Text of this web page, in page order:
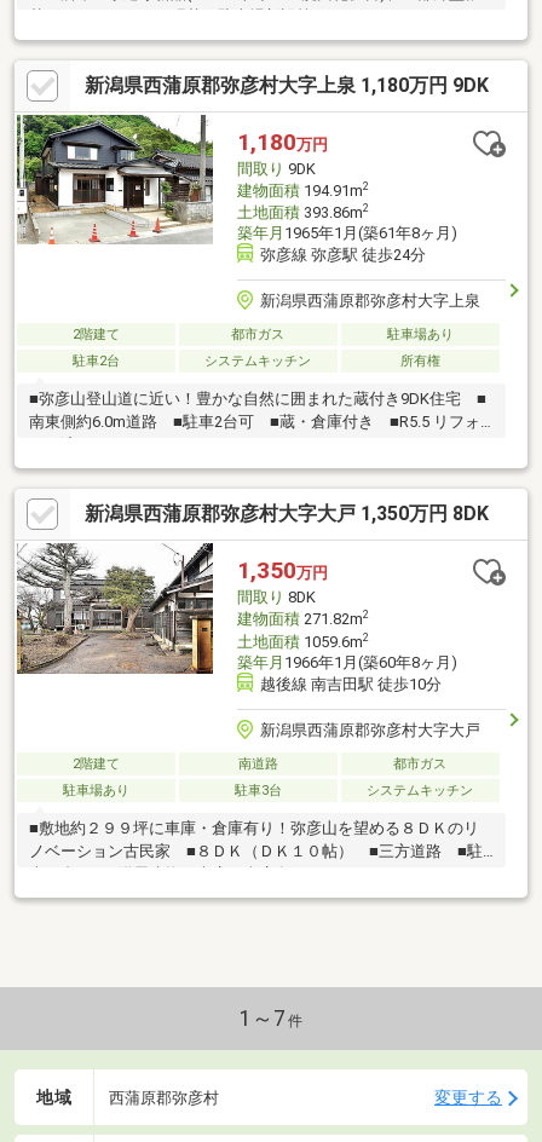
新潟県西蒲原郡弥彦村大字上泉 1,180万円 9DK
1,180万円
間取り 9DK
建物面積194.91m2
土地面積393.86m2
築年月 1965年1月(築61年8ヶ月)
弥彦線 弥彦駅 徒歩24分
新潟県西蒲原郡弥彦村大字上泉
2階建て 都市ガス
駐車場あり
駐車2台
システムキッチン 所有権
■弥彦山登山道に近い！豊かな自然に囲まれた蔵付き9DK住宅 ■
南東側約6.0m道路 ■駐車2台可 ■蔵・倉庫付き ■R5.5 リフォ
新潟県西蒲原郡弥彦村大字大戸 1,350万円 8DK
1,350万円
間取り 8DK
建物面積271.82m2
土地面積1059.6m2
築年月 1966年1月(築60年8ヶ月)
越後線 南吉田駅 徒歩10分
新潟県西蒲原郡弥彦村大字大戸
2階建て 南道路
都市ガス
駐車場あり
駐車3台 システムキッチン
■敷地約２９９坪に車庫・倉庫有り！弥彦山を望める８ＤＫのリ
ノベーション古民家 ■８ＤＫ（ＤＫ１０帖） ■三方道路 ■駐
済み
1～7 件
地域 西蒲原郡弥彦村 変更する